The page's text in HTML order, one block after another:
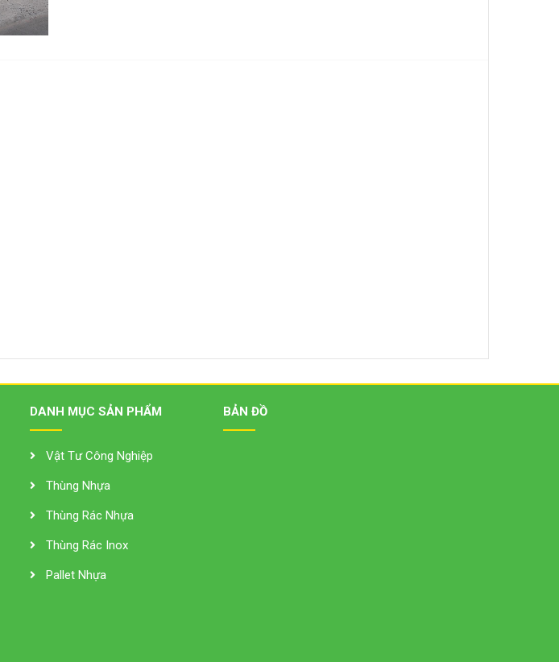
DANH MỤC SẢN PHẨM
Vật Tư Công Nghiệp
Thùng Nhựa
Thùng Rác Nhựa
Thùng Rác Inox
Pallet Nhựa
BẢN ĐỒ